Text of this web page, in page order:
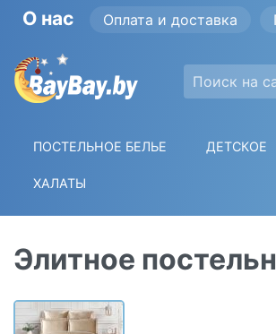
О нас Оплата и доставка
ПОСТЕЛЬНОЕ БЕЛЬЕ ДЕТСКОЕ
ХАЛАТЫ
Элитное